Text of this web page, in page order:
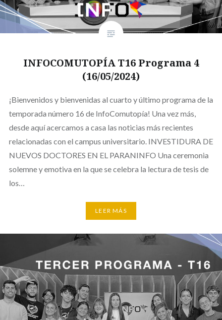
INFOCOMUTOPÍA T16 Programa 4
(16/05/2024)
¡Bienvenidos y bienvenidas al cuarto y último programa de la
temporada número 16 de InfoComutopía! Una vez más,
desde aquí acercamos a casa las noticias más recientes
relacionadas con el campus universitario. INVESTIDURA DE
NUEVOS DOCTORES EN EL PARANINFO Una ceremonia
solemne y emotiva en la que se celebra la lectura de tesis de
los…
LEER MÁS